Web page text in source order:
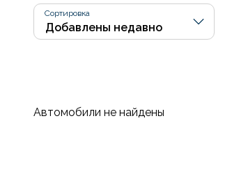
Сортировка
Автомобили не найдены